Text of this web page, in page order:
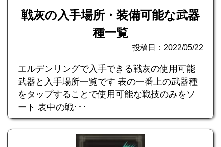
戦灰の入手場所・装備可能な武器
種一覧
投稿日：2022/05/22
エルデンリングで入手できる戦灰の使用可能
武器と入手場所一覧です 表の一番上の武器種
をタップすることで使用可能な戦技のみをソ
ート 表中の戦･･･